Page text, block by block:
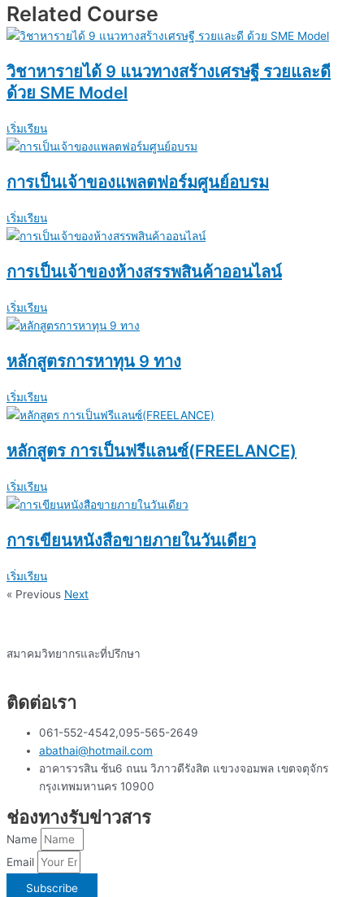
Related Course
วิชาหารายได้ 9 แนวทางสร้างเศรษฐี รวยและดี
ด้วย SME Model
เริ่มเรียน
การเป็นเจ้าของแพลตฟอร์มศูนย์อบรม
เริ่มเรียน
การเป็นเจ้าของห้างสรรพสินค้าออนไลน์
เริ่มเรียน
หลักสูตรการหาทุน 9 ทาง
เริ่มเรียน
หลักสูตร การเป็นฟรีแลนซ์(FREELANCE)
เริ่มเรียน
การเขียนหนังสือขายภายในวันเดียว
เริ่มเรียน
« Previous Next
สมาคมวิทยากรและที่ปรึกษา
ติดต่อเรา
061-552-4542,095-565-2649
abathai@hotmail.com
อาคารวรสิน ช้น6 ถนน วิภาวดีรังสิต แขวงจอมพล เขตจตุจักร
กรุงเทพมหานคร 10900
ช่องทางรับข่าวสาร
Name
Email
Subscribe